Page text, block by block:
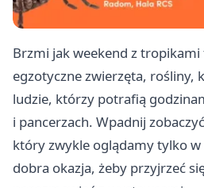
Brzmi jak weekend z
egzotyczne zwierzęta, rośliny,
ludzie, którzy potrafią
i pancerzach. Wpadnij
który zwykle oglądamy tylko
dobra okazja, żeby przyjrzeć